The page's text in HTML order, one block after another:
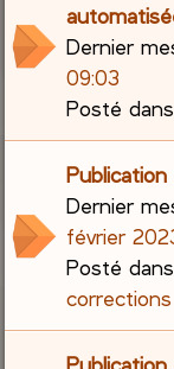
Dernier
09:03
Posté
Publication
Dernier
février
Posté
corrections